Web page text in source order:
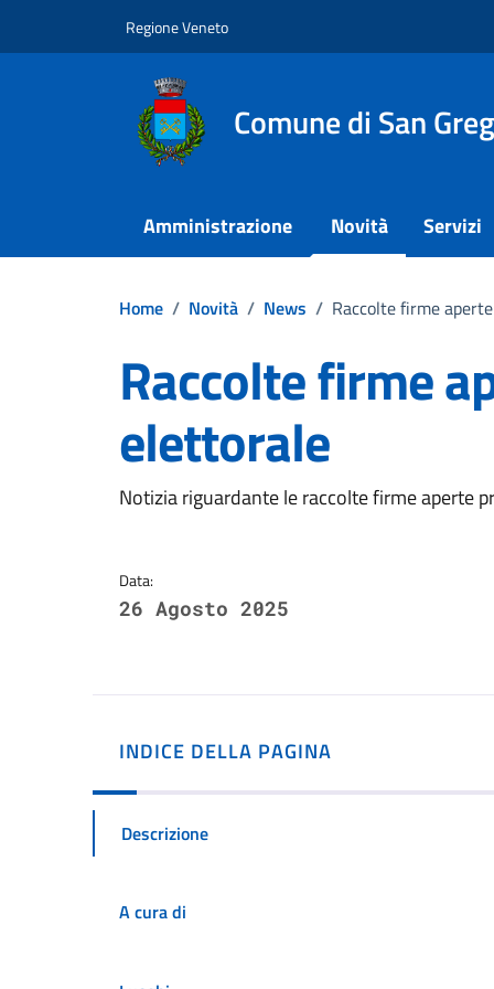
Regione Veneto
Comune di San
Amministrazione Novità Servizi
Home / Novità / News / Raccolte firme
Raccolte firme
elettorale
Dettagli della
Notizia riguardante le raccolte firme aperte
Data:
26 Agosto 2025
INDICE DELLA PAGINA
Descrizione
A cura di